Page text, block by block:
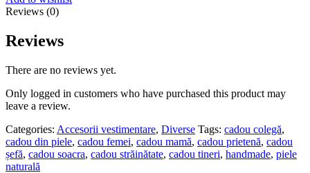
Reviews (0)
Reviews
There are no reviews yet.
Only logged in customers who have purchased this product may
leave a review.
Categories: Accesorii vestimentare, Diverse Tags: cadou colegă,
cadou din piele, cadou femei, cadou mamă, cadou prietenă, cadou
șefă, cadou soacra, cadou străinătate, cadou tineri, handmade, piele
naturală